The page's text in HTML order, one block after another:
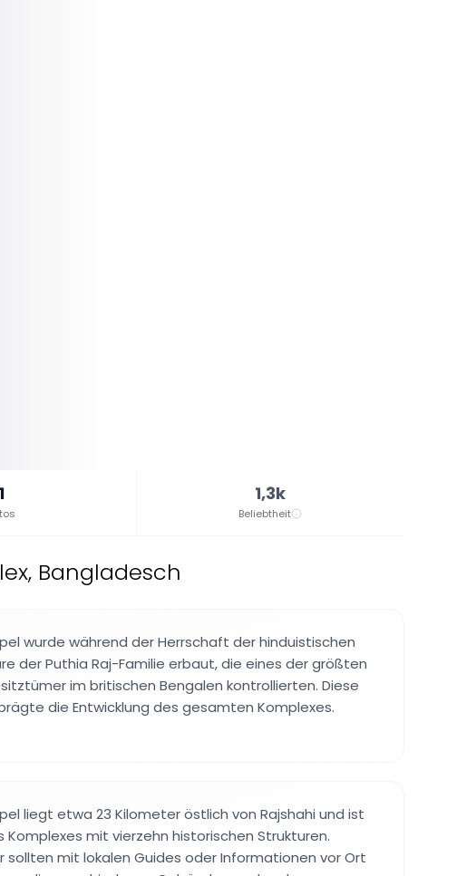
1 1,3k
Beliebtheit
Bangladesch
wurde während der Herrschaft der hinduistischen
der Puthia Raj-Familie erbaut, die eines der größten
im britischen Bengalen kontrollierten. Diese
die Entwicklung des gesamten Komplexes.
liegt etwa 23 Kilometer östlich von Rajshahi und ist
Komplexes mit vierzehn historischen Strukturen.
sollten mit lokalen Guides oder Informationen vor Ort